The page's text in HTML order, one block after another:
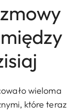
wieloma
które teraz